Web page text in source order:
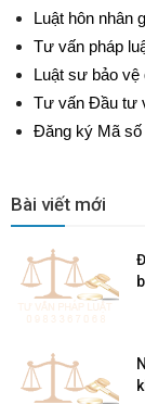
Luật hôn nhân
Tư vấn pháp
Luật sư bảo vệ
Tư vấn Đầu tư
Đăng ký Mã
Bài viết mới